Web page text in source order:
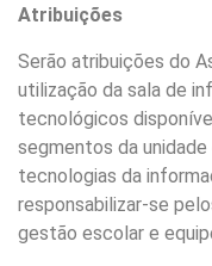
Atribuições
Serão atribuições do
utilização da sala de
tecnológicos
segmentos da
tecnologias da
responsabilizar-se
gestão escolar e